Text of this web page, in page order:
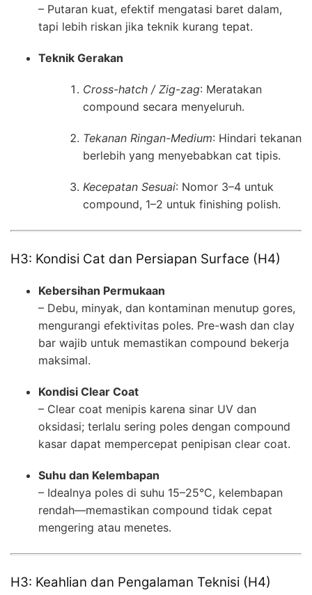
– Putaran kuat, efektif mengatasi baret dalam,
tapi lebih riskan jika teknik kurang tepat.
Teknik Gerakan
Cross-hatch / Zig-zag: Meratakan
compound secara menyeluruh.
Tekanan Ringan-Medium: Hindari tekanan
berlebih yang menyebabkan cat tipis.
Kecepatan Sesuai: Nomor 3–4 untuk
compound, 1–2 untuk finishing polish.
H3: Kondisi Cat dan Persiapan Surface (H4)
Kebersihan Permukaan
– Debu, minyak, dan kontaminan menutup gores,
mengurangi efektivitas poles. Pre-wash dan clay
bar wajib untuk memastikan compound bekerja
maksimal.
Kondisi Clear Coat
– Clear coat menipis karena sinar UV dan
oksidasi; terlalu sering poles dengan compound
kasar dapat mempercepat penipisan clear coat.
Suhu dan Kelembapan
– Idealnya poles di suhu 15–25°C, kelembapan
rendah—memastikan compound tidak cepat
mengering atau menetes.
H3: Keahlian dan Pengalaman Teknisi (H4)